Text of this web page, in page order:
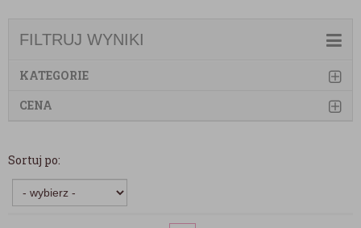
FILTRUJ WYNIKI
KATEGORIE
CENA
Sortuj po: